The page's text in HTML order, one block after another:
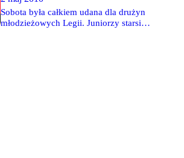
16-0 Nadnarwiankę. Juniorzy starsi
zagrali nieskutecznie i mimo sporej
przewagi bezbramkowo zremisowali z
Sobota była całkiem udana dla drużyn
młodzieżowych Legii. Juniorzy starsi